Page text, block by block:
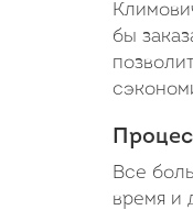
бы
Все
время и